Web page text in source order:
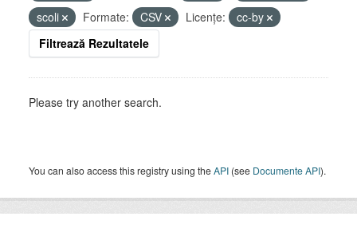
scoli
Formate: CSV Licenţe:
cc-by
Filtrează Rezultatele
Please try another search.
You can also access this registry using theAPI (see Documente API).